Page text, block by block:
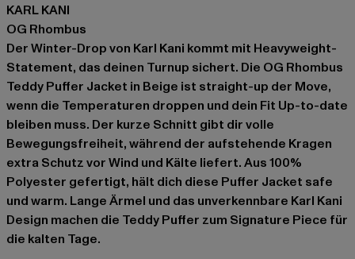
KARL KANI
OG Rhombus
Der Winter-Drop von Karl Kani kommt mit Heavyweight-
Statement, das deinen Turnup sichert. Die OG Rhombus
Teddy Puffer Jacket in Beige ist straight-up der Move,
wenn die Temperaturen droppen und dein Fit Up-to-date
bleiben muss. Der kurze Schnitt gibt dir volle
Bewegungsfreiheit, während der aufstehende Kragen
extra Schutz vor Wind und Kälte liefert. Aus 100%
Polyester gefertigt, hält dich diese Puffer Jacket safe
und warm. Lange Ärmel und das unverkennbare Karl Kani
Design machen die Teddy Puffer zum Signature Piece für
die kalten Tage.